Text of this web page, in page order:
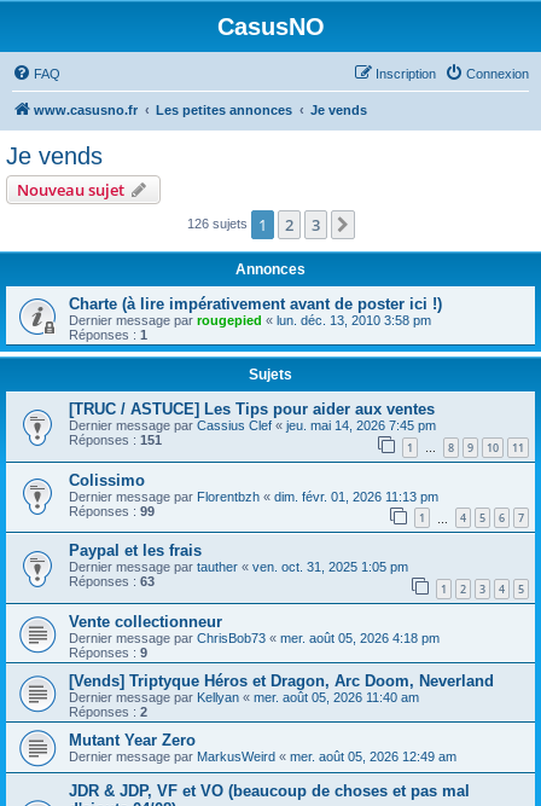
CasusNO
FAQ Connexion
Inscription
www.casusno.fr Les petites annonces Je vends
Je vends
Nouveau sujet
126 sujets 1 2 3
Annonces
Charte (à lire impérativement avant de poster ici !)
Dernier message par rougepied « lun. déc. 13, 2010 3:58 pm
Réponses : 1
Sujets
[TRUC / ASTUCE] Les Tips pour aider aux ventes
Dernier message par Cassius Clef « jeu. mai 14, 2026 7:45 pm
Réponses : 151 1 … 8 9 10 11
Colissimo
Dernier message par Florentbzh « dim. févr. 01, 2026 11:13 pm
Réponses : 99 1 4 5 6 7
Paypal et les frais
Dernier message par tauther « ven. oct. 31, 2025 1:05 pm
Réponses : 63 1 2 3 4 5
Vente collectionneur
Dernier message par ChrisBob73 « mer. août 05, 2026 4:18 pm
Réponses : 9
[Vends] Triptyque Héros et Dragon, Arc Doom, Neverland
Dernier message par Kellyan « mer. août 05, 2026 11:40 am
Réponses : 2
Mutant Year Zero
Dernier message par MarkusWeird « mer. août 05, 2026 12:49 am
JDR & JDP, VF et VO (beaucoup de choses et pas mal